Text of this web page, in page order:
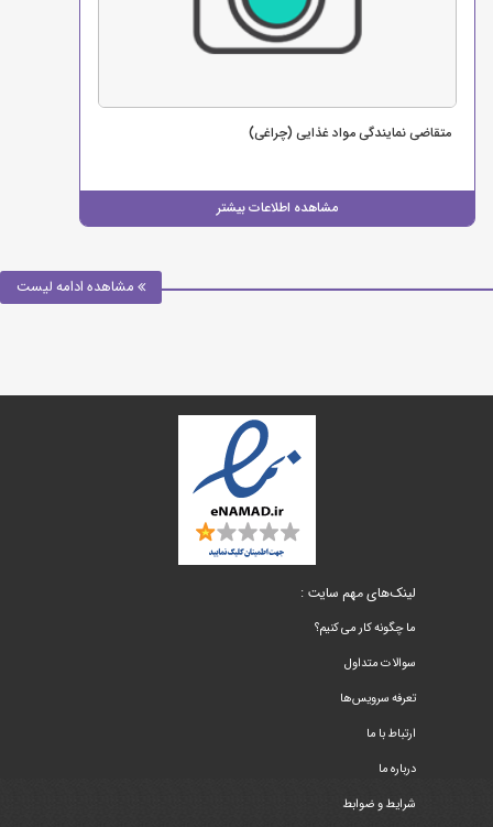
مشاهده اطلاعات بیشتر
متقاضی نمایندگی مواد غذایی (چراغی)
مشاهده ادامه لیست
لینک‌های مهم سایت :
ما چگونه کار می کنیم؟
سوالات متداول
تعرفه سرویس‌ها
ارتباط با ما
درباره ما
شرایط و ضوابط